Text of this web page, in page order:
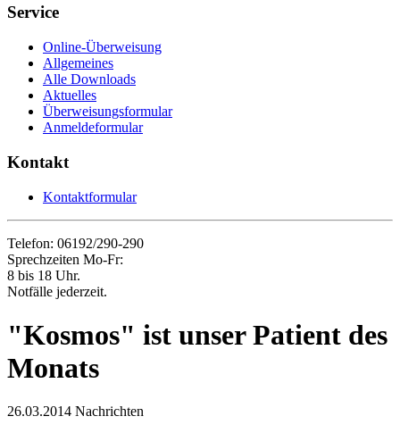
Service
Online-Überweisung
Allgemeines
Alle Downloads
Aktuelles
Überweisungsformular
Anmeldeformular
Kontakt
Kontaktformular
Telefon: 06192/290-290
Sprechzeiten Mo-Fr:
8 bis 18 Uhr.
Notfälle jederzeit.
"Kosmos" ist unser Patient des
Monats
26.03.2014 Nachrichten